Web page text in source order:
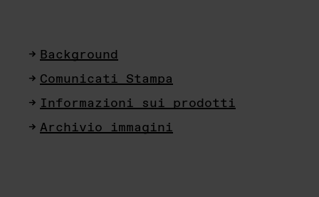
Background
Comunicati Stampa
Informazioni sui prodotti
Archivio immagini